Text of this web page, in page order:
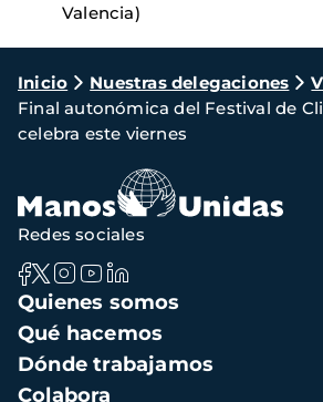
Valencia)
Ruta
de
navegación
Inicio Nuestras delegaciones
Final autonómica del Festival de
celebra este viernes
Navegación
principal
Quienes somos
Qué hacemos
Dónde trabajamos
Colabora
Redes sociales